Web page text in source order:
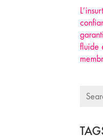
fluide
Search